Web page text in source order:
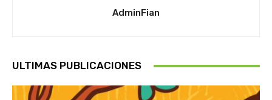
AdminFian
ULTIMAS PUBLICACIONES